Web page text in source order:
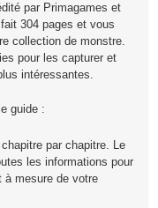
par Primagames et
304 pages et vous
collection de monstre.
pour les capturer et
intéressantes.
guide :
par chapitre. Le
les informations pour
à mesure de votre